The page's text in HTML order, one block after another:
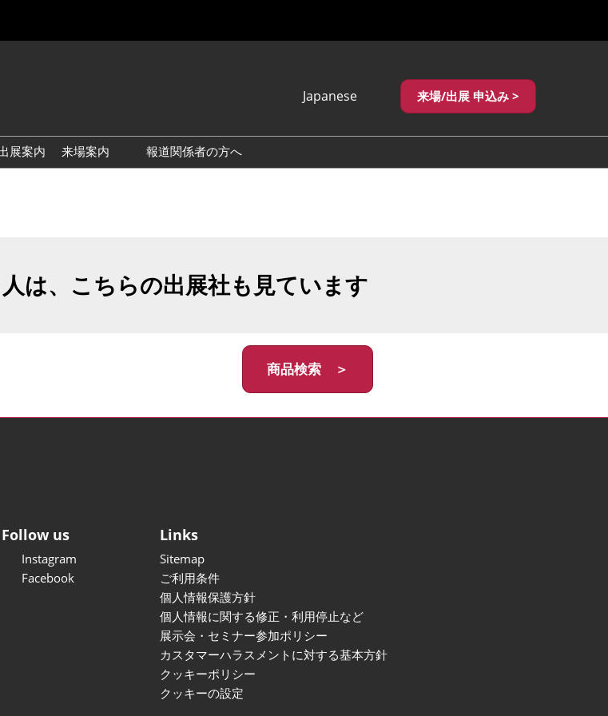
Japanese
繁體中文
来場/出展 申込み >
展案内
来場案内
報道関係者の方へ
は、こちらの出展社も見ています
商品検索 ＞
Follow us
Instagram
Facebook
Links
Sitemap
ご利用条件
個人情報保護方針
個人情報に関する修正・利用停止など
展示会・セミナー参加ポリシー
カスタマーハラスメントに対する基本方針
クッキーポリシー
クッキーの設定